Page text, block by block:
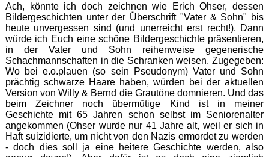
Ach, könnte ich doch zeichnen wie Erich Ohser, dessen
Bildergeschichten unter der Überschrift "Vater & Sohn" bis
heute unvergessen sind (und unerreicht erst recht!). Dann
würde ich Euch eine schöne Bildergeschichte präsentieren,
in der Vater und Sohn reihenweise gegenerische
Schachmannschaften in die Schranken weisen. Zugegeben:
Wo bei e.o.plauen (so sein Pseudonym) Vater und Sohn
prächtig schwarze Haare haben, würden bei der aktuellen
Version von Willy & Bernd die Grautöne domnieren. Und das
beim Zeichner noch übermütige Kind ist in meiner
Geschichte mit 65 Jahren schon selbst im Seniorenalter
angekommen (Ohser wurde nur 41 Jahre alt, weil er sich in
Haft suizidierte, um nicht von den Nazis ermordet zu werden
- doch dies soll ja eine heitere Geschichte werden, also